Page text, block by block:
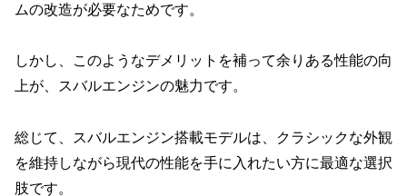
ムの改造が必要なためです。
しかし、このようなデメリットを補って余りある性能の向
上が、スバルエンジンの魅力です。
総じて、スバルエンジン搭載モデルは、クラシックな外観
を維持しながら現代の性能を手に入れたい方に最適な選択
肢です。